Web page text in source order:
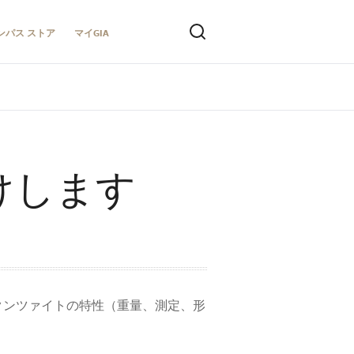
パス ストア マイGIA
します
ツァイトの特性（重量、測定、形